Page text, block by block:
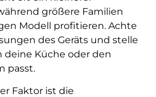
größere Familien
Modell profitieren. Achte
des Geräts und stelle
deine Küche oder den
passt.
Faktor ist die